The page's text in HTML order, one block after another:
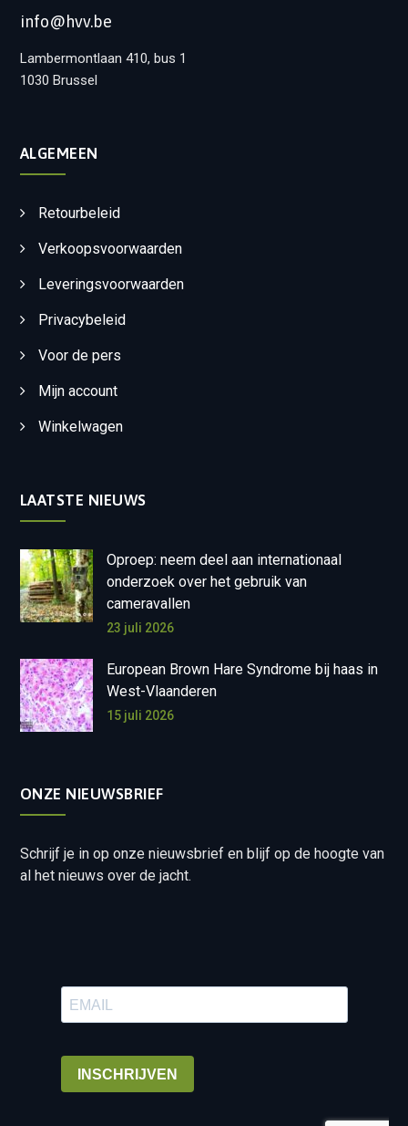
info@hvv.be
Lambermontlaan 410, bus 1
1030 Brussel
ALGEMEEN
Retourbeleid
Verkoopsvoorwaarden
Leveringsvoorwaarden
Privacybeleid
Voor de pers
Mijn account
Winkelwagen
LAATSTE NIEUWS
Oproep: neem deel aan internationaal
onderzoek over het gebruik van
cameravallen
23 juli 2026
European Brown Hare Syndrome bij haas in
West-Vlaanderen
15 juli 2026
ONZE NIEUWSBRIEF
Schrijf je in op onze nieuwsbrief en blijf op de hoogte van
al het nieuws over de jacht.